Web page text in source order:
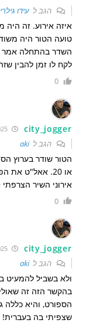
הגב לעידו גילרי
איזה אירוע. זה
טועה הטור היה
השדר בהתחלה אמר
לקח לו זמן להבין
0
city_jogger
22/07/2025 21:55:45
הגב לaki
או 20. אאל"ט את
אירוני השיר הצרפתי le dernier danse (הריקוד האחרון)
0
city_jogger
22/07/2025 22:04:41
הגב לaki
ולא בשביל להמעיט
הספורט, והיא כללה